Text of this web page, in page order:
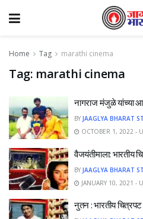
Home Tag marathi cinema
Tag: marathi cinema
नागराज मंजुळे यांच्या
BY JAAGLYA BHARAT
OCTOBER 1, 2022 -
वैजयंतीमाला: भारतीय
BY JAAGLYA BHARAT
JANUARY 10, 2021 -
नुतन : भारतीय चित्रपट